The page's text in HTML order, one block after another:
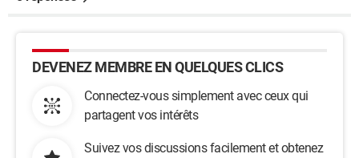
DEVENEZ MEMBRE EN QUELQUES CLICS
Connectez-vous simplement avec ceux qui
partagent vos intérêts
Suivez vos discussions facilement et obtenez